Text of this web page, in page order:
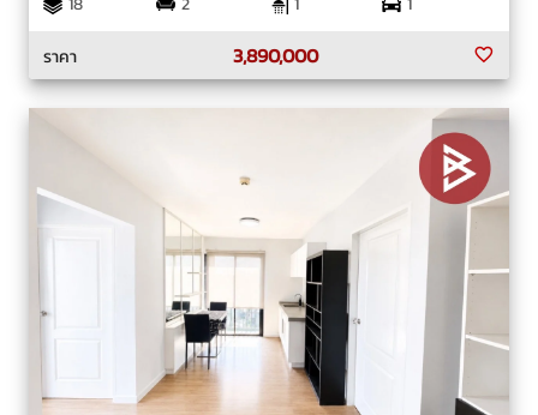
ราคา
3,890,000